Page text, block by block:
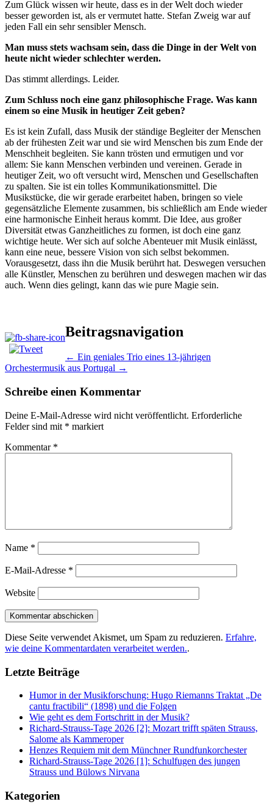
Zum Glück wissen wir heute, dass es in der Welt doch wieder
besser geworden ist, als er vermutet hatte. Stefan Zweig war auf
jeden Fall ein sehr sensibler Mensch.
Man muss stets wachsam sein, dass die Dinge in der Welt von
heute nicht wieder schlechter werden.
Das stimmt allerdings. Leider.
Zum Schluss noch eine ganz philosophische Frage. Was kann
einem so eine Musik in heutiger Zeit geben?
Es ist kein Zufall, dass Musik der ständige Begleiter der Menschen
ab der frühesten Zeit war und sie wird Menschen bis zum Ende der
Menschheit begleiten. Sie kann trösten und ermutigen und vor
allem: Sie kann Menschen verbinden und vereinen. Gerade in
heutiger Zeit, wo oft versucht wird, Menschen und Gesellschaften
zu spalten. Sie ist ein tolles Kommunikationsmittel. Die
Musikstücke, die wir gerade erarbeitet haben, bringen so viele
gegensätzliche Elemente zusammen, bis schließlich am Ende wieder
eine harmonische Einheit heraus kommt. Die Idee, aus großer
Diversität etwas Ganzheitliches zu formen, ist doch eine ganz
wichtige heute. Wer sich auf solche Abenteuer mit Musik einlässt,
kann eine neue, bessere Vision von sich selbst bekommen.
Vorausgesetzt, dass ihn die Musik berührt hat. Deswegen versuchen
alle Künstler, Menschen zu berühren und deswegen machen wir das
auch. Wenn dies gelingt, kann das wie pure Magie sein.
Beitragsnavigation
← Ein geniales Trio eines 13-jährigen
Orchestermusik aus Portugal →
Schreibe einen Kommentar
Deine E-Mail-Adresse wird nicht veröffentlicht. Erforderliche
Felder sind mit * markiert
Kommentar *
Name *
E-Mail-Adresse *
Website
Diese Seite verwendet Akismet, um Spam zu reduzieren. Erfahre,
wie deine Kommentardaten verarbeitet werden..
Letzte Beiträge
Humor in der Musikforschung: Hugo Riemanns Traktat „De
cantu fractibili“ (1898) und die Folgen
Wie geht es dem Fortschritt in der Musik?
Richard-Strauss-Tage 2026 [2]: Mozart trifft späten Strauss,
Salome als Kammeroper
Henzes Requiem mit dem Münchner Rundfunkorchester
Richard-Strauss-Tage 2026 [1]: Schulfugen des jungen
Strauss und Bülows Nirvana
Kategorien